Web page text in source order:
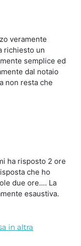
veramente
richiesto un
semplice ed
dal notaio
non resta che
ha risposto 2 ore
che ho
due ore.... La
esaustiva.
in altra